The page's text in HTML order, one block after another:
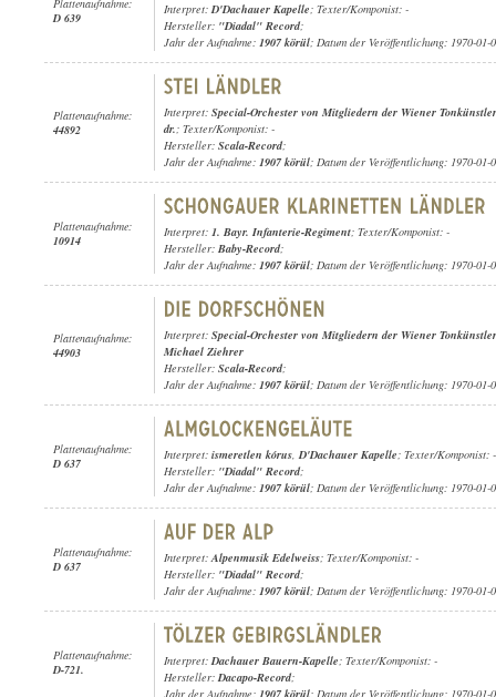
Plattenaufnahme:
D 639
Interpret:D'Dachauer Kapelle; Texter/Komponist: -
Hersteller: "Diadal" Record;
Jahr der Aufnahme: 1907 körül; Datum der Veröffentlichung: 1970-01-
Plattenaufnahme:
44892
Interpret: Special-Orchester von Mitgliedern der Wiener Tonkünstler
dr.; Texter/Komponist: -
Hersteller: Scala-Record;
Jahr der Aufnahme: 1907 körül; Datum der Veröffentlichung: 1970-01-
Plattenaufnahme:
10914
Interpret: 1. Bayr. Infanterie-Regiment; Texter/Komponist: -
Hersteller: Baby-Record;
Jahr der Aufnahme: 1907 körül; Datum der Veröffentlichung: 1970-01-
Plattenaufnahme:
44903
Interpret: Special-Orchester von Mitgliedern der Wiener Tonkünstler
Michael Ziehrer
Hersteller: Scala-Record;
Jahr der Aufnahme: 1907 körül; Datum der Veröffentlichung: 1970-01-
Plattenaufnahme:
D 637
Interpret: ismeretlen kórus,D'Dachauer Kapelle; Texter/Komponist: -
Hersteller: "Diadal" Record;
Jahr der Aufnahme: 1907 körül; Datum der Veröffentlichung: 1970-01-
Plattenaufnahme:
D 637
Interpret:Alpenmusik Edelweiss; Texter/Komponist: -
Hersteller: "Diadal" Record;
Jahr der Aufnahme: 1907 körül; Datum der Veröffentlichung: 1970-01-
Plattenaufnahme:
D-721.
Interpret:Dachauer Bauern-Kapelle; Texter/Komponist: -
Hersteller:Dacapo-Record;
Jahr der Aufnahme: 1907 körül; Datum der Veröffentlichung: 1970-01-